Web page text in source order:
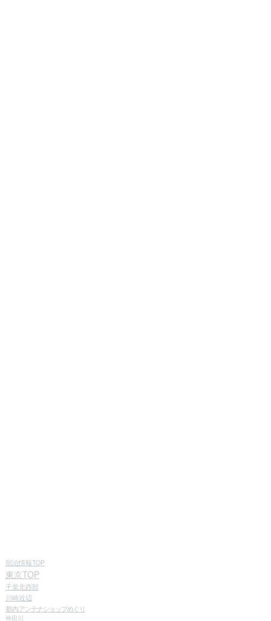
宿泊情報TOP
東京TOP
千葉北西部
川崎近辺
都内アンテナショップめぐり
神田川